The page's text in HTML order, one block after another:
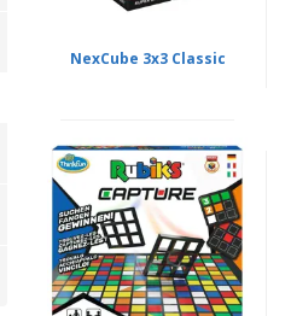
NexCube 3x3 Classic